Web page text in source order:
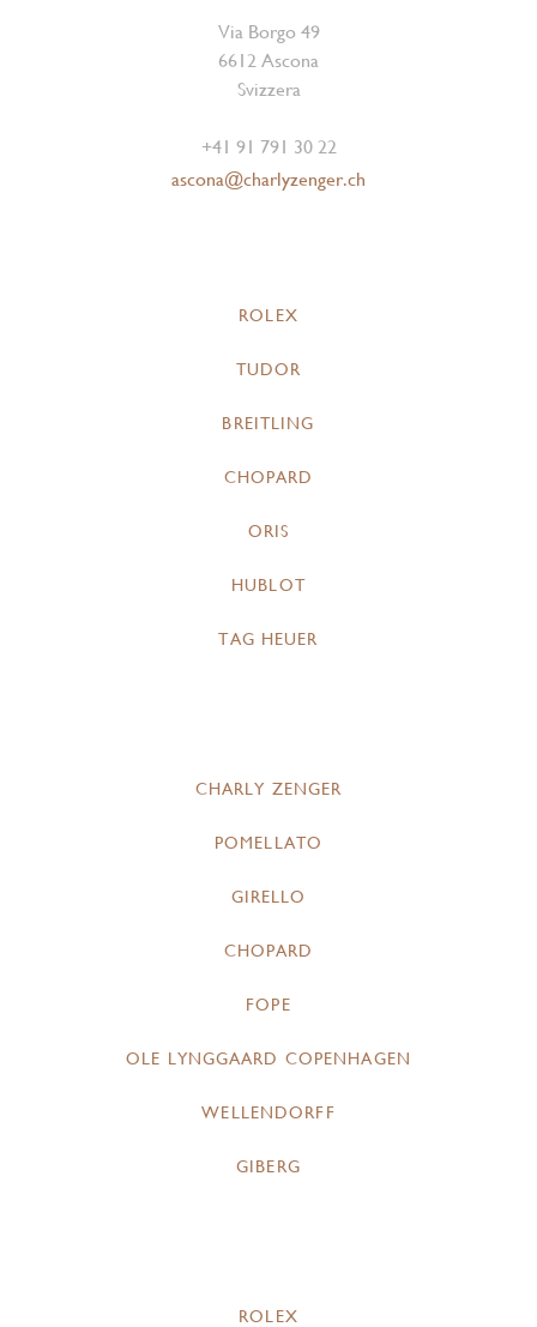
Via Borgo 49
6612 Ascona
Svizzera
+41 91 791 30 22
ascona@charlyzenger.ch
ROLEX
TUDOR
BREITLING
CHOPARD
ORIS
HUBLOT
TAG HEUER
CHARLY ZENGER
POMELLATO
GIRELLO
CHOPARD
FOPE
OLE LYNGGAARD COPENHAGEN
WELLENDORFF
GIBERG
ROLEX